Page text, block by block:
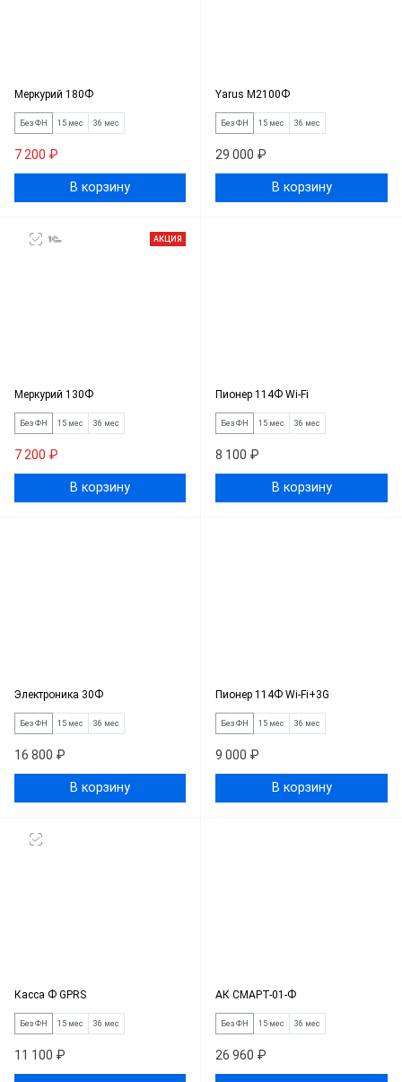
Меркурий 180Ф
Без ФН 15 мес 36 мес
7 200 ₽
В корзину
Yarus M2100Ф
Без ФН 15 мес 36 мес
29 000 ₽
В корзину
АКЦИЯ
Меркурий 130Ф
Без ФН 15 мес 36 мес
7 200 ₽
В корзину
Пионер 114Ф Wi-Fi
Без ФН 15 мес 36 мес
8 100 ₽
В корзину
Электроника 30Ф
Без ФН 15 мес 36 мес
16 800 ₽
В корзину
Пионер 114Ф Wi-Fi+3G
Без ФН 15 мес 36 мес
9 000 ₽
В корзину
Касса Ф GPRS
Без ФН 15 мес 36 мес
11 100 ₽
АК СМАРТ-01-Ф
Без ФН 15 мес 36 мес
26 960 ₽